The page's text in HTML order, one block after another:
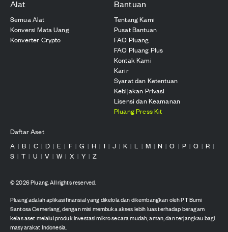
Alat
Semua Alat
Konversi Mata Uang
Konverter Crypto
Bantuan
Tentang Kami
Pusat Bantuan
FAQ Pluang
FAQ Pluang Plus
Kontak Kami
Karir
Syarat dan Ketentuan
Kebijakan Privasi
Lisensi dan Keamanan
Pluang Press Kit
Daftar Aset
A | B | C | D | E | F | G | H | I | J | K | L | M | N | O | P | Q | R |
S | T | U | V | W | X | Y | Z
©2026Pluang. All rights reserved.
Pluang adalah aplikasi finansial yang dikelola dan dikembangkan oleh PT Bumi
Santosa Cemerlang, dengan misi membuka akses lebih luas terhadap beragam
kelas aset melalui produk investasi mikro secara mudah, aman, dan terjangkau bagi
masyarakat Indonesia.